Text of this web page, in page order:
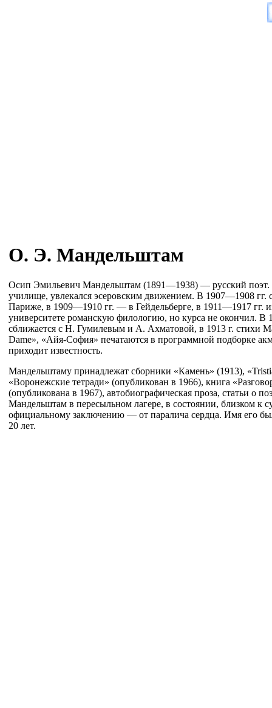
О. Э. Мандельштам
Осип Эмильевич Мандельштам (1891—1938) — русский поэт.
училище, увлекался эсеровским движением. В 1907—1908 гг.
Париже, в 1909—1910 гг. — в Гейдельберге, в 1911—1917 гг.
университете романскую филологию, но курса не окончил. В
сближается с H. Гумилевым и А. Ахматовой, в 1913 г. стихи
Dame», «Айя-София» печатаются в программной подборке
приходит известность.
Мандельштаму принадлежат сборники «Камень» (1913),
«Воронежские тетради» (опубликован в 1966), книга
(опубликована в 1967), автобиографическая проза, статьи о
Мандельштам в пересыльном лагере, в состоянии, близком к
официальному заключению — от паралича сердца. Имя его
20 лет.